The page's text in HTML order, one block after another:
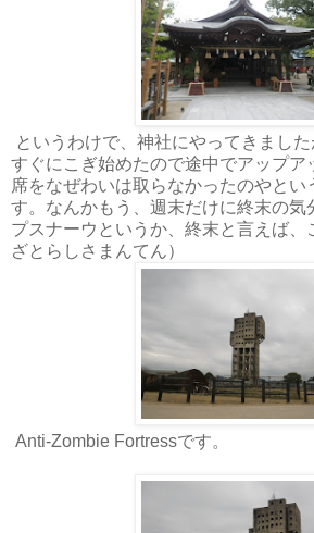
というわけで、神社にやってきまし
すぐにこぎ始めたので途中でアップア
席をなぜわいは取らなかったのやとい
す。なんかもう、週末だけに終末の気
プスナーウというか、終末と言えば、
ざとらしさまんてん）
Anti-Zombie Fortressです。